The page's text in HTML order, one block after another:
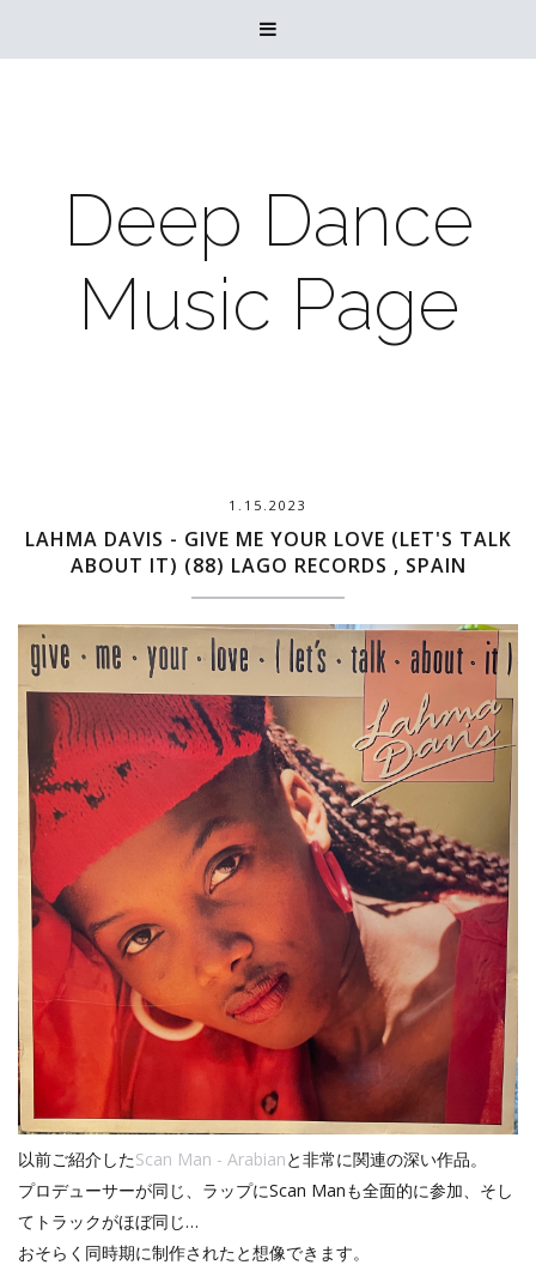

Deep Dance
Music Page
1.15.2023
LAHMA DAVIS - GIVE ME YOUR LOVE (LET'S TALK
ABOUT IT) (88) LAGO RECORDS , SPAIN
以前ご紹介したScan Man - Arabianと非常に関連の深い作品。
プロデューサーが同じ、ラップにScan Manも全面的に参加、そし
てトラックがほぼ同じ…
おそらく同時期に制作されたと想像できます。